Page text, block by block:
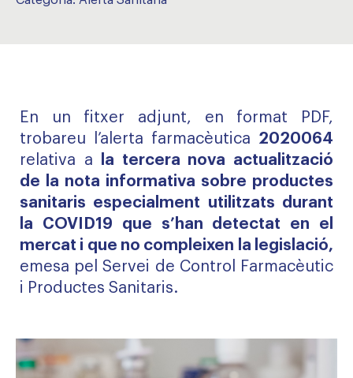
En un fitxer adjunt, en format PDF,
trobareu l’alerta farmacèutica 2020064
relativa a
la tercera nova actualització
de la nota informativa sobre productes
sanitaris especialment utilitzats durant
la COVID19 que s’han detectat en el
mercat i que no compleixen la legislació,
emesa pel Servei de Control Farmacèutic
i Productes Sanitaris.